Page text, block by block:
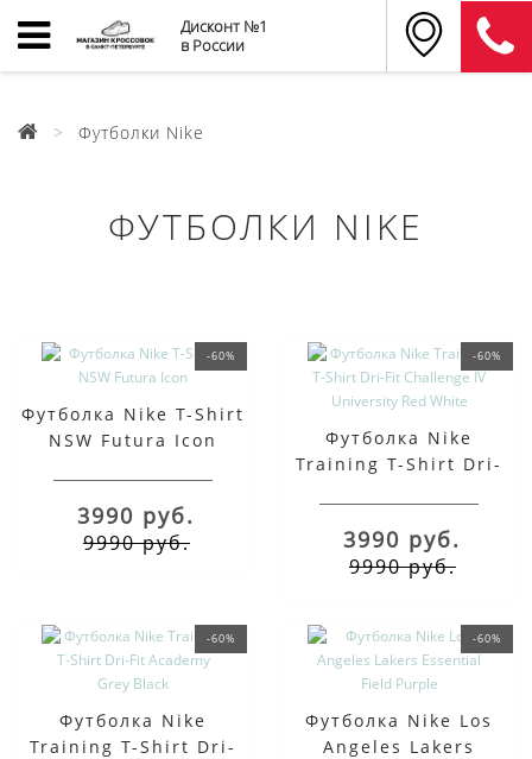
Дисконт №1
в России
Футболки Nike
ФУТБОЛКИ NIKE
-60%
Футболка Nike T-Shirt
NSW Futura Icon
3990 руб.
9990 руб.
-60%
Футболка Nike
Training T-Shirt Dri-
3990 руб.
9990 руб.
-60%
Футболка Nike
Training T-Shirt Dri-
-60%
Футболка Nike Los
Angeles Lakers